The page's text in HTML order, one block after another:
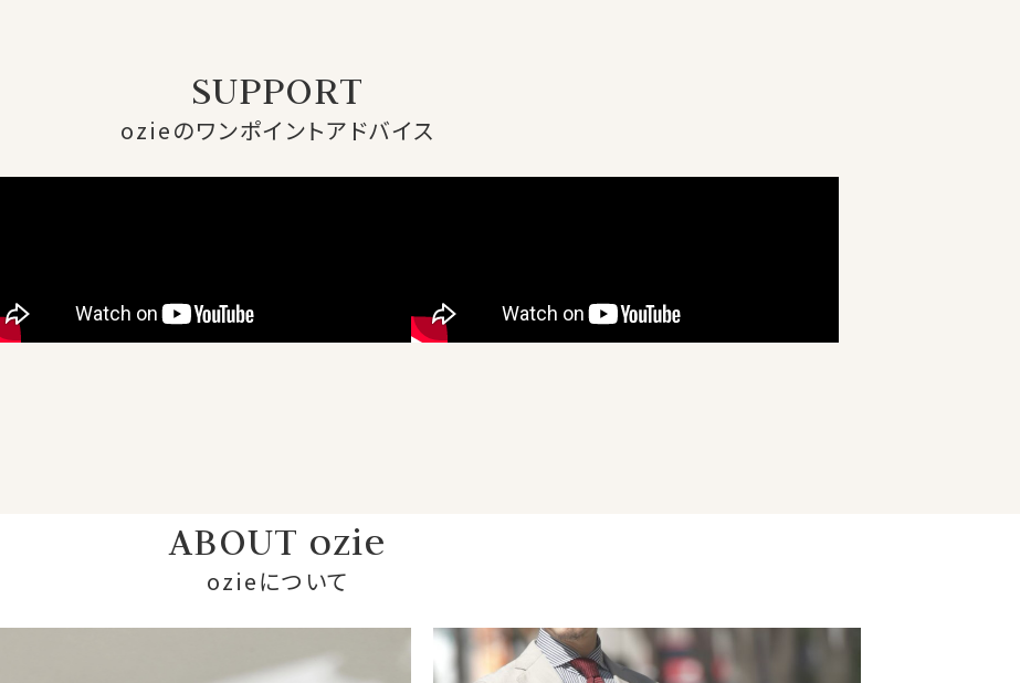
SUPPORT
ozieのワンポイントアドバイス
ABOUT ozie
ozieについて